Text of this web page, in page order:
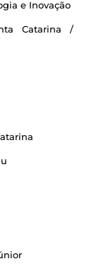
e Inovação
Catarina /